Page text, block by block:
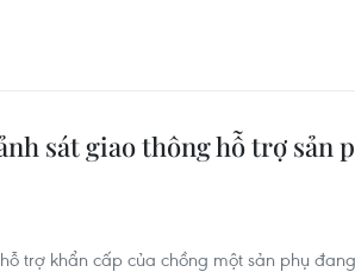
sát giao thông hỗ trợ sản
trợ khẩn cấp của chồng một sản phụ